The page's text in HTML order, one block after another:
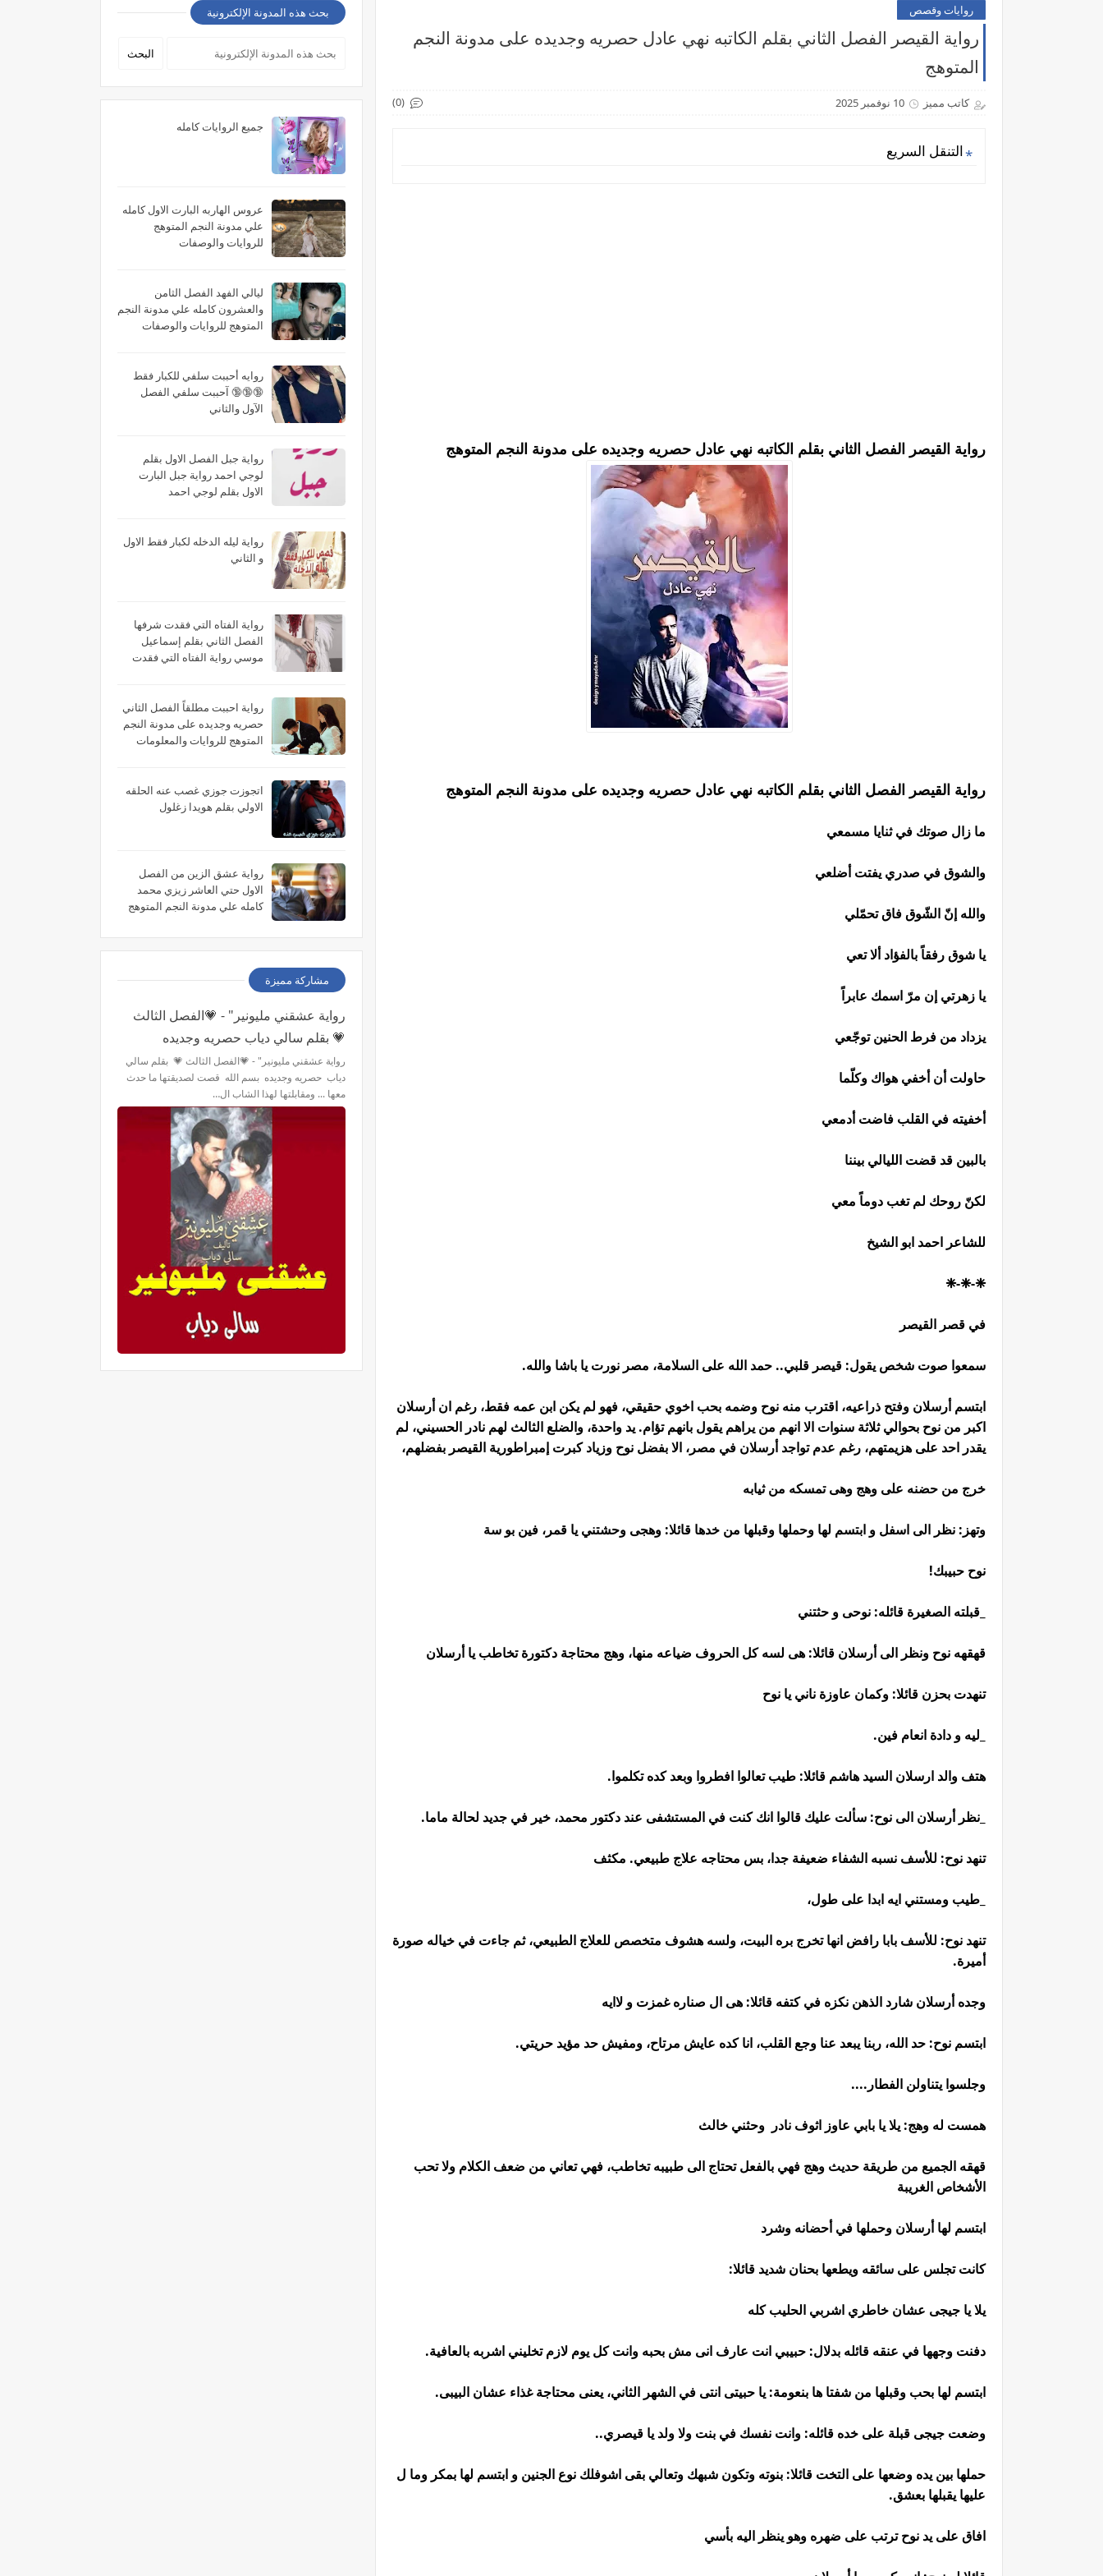
روايات وقصص
رواية القيصر الفصل الثاني بقلم الكاتبه نهي عادل حصريه وجديده على مدونة النجم
المتوهج
كاتب مميز 10 نوفمبر 2025 (0)
التنقل السريع
رواية القيصر الفصل الثاني بقلم الكاتبه نهي عادل حصريه وجديده على مدونة النجم المتوهج
رواية القيصر الفصل الثاني بقلم الكاتبه نهي عادل حصريه وجديده على مدونة النجم المتوهج
ما زال صوتك في ثنايا مسمعي
والشوق في صدري يفتت أضلعي
والله إنّ الشّوق فاق تحمّلي
يا شوق رفقاً بالفؤاد ألا تعي
يا زهرتي إن مرّ اسمك عابراً
يزداد من فرط الحنين توجّعي
حاولت أن أخفي هواك وكلّما
أخفيته في القلب فاضت أدمعي
بالبين قد قضت الليالي بيننا
لكنّ روحك لم تغب دوماً معي
للشاعر احمد ابو الشيخ
❈-❈-❈
في قصر القيصر
سمعوا صوت شخص يقول: قيصر قلبي.. حمد الله على السلامة، مصر نورت يا باشا والله.
ابتسم أرسلان وفتح ذراعيه، اقترب منه نوح وضمه بحب اخوي حقيقي، فهو لم يكن ابن عمه فقط، رغم ان أرسلان
اكبر من نوح بحوالي ثلاثة سنوات الا انهم من يراهم يقول بانهم تؤام. يد واحدة، والضلع الثالث لهم نادر الحسيني، لم
يقدر احد على هزيمتهم، رغم عدم تواجد أرسلان في مصر، الا بفضل نوح وزياد كبرت إمبراطورية القيصر بفضلهم،
خرج من حضنه على وهج وهى تمسكه من ثيابه
وتهز: نظر الى اسفل و ابتسم لها وحملها وقبلها من خدها قائلا: وهجى وحشتني يا قمر، فين بو سة
نوح حبيبك!
_قبلته الصغيرة قائله: نوحى و حثتني
قهقهه نوح ونظر الى أرسلان قائلا: هى لسه كل الحروف ضياعه منها، وهج محتاجة دكتورة تخاطب يا أرسلان
تنهدت بحزن قائلا: وكمان عاوزة ناني يا نوح
_ليه و دادة انعام فين.
هتف والد ارسلان السيد هاشم قائلا: طيب تعالوا افطروا وبعد كده تكلموا.
_نظر أرسلان الى نوح: سألت عليك قالوا انك كنت في المستشفى عند دكتور محمد، خير في جديد لحالة ماما.
تنهد نوح: للأسف نسبه الشفاء ضعيفة جدا، بس محتاجه علاج طبيعي. مكثف
_طيب ومستني ايه ابدا على طول،
تنهد نوح: للأسف بابا رافض انها تخرج بره البيت، ولسه هشوف متخصص للعلاج الطبيعي، ثم جاءت في خياله صورة
أميرة.
وجده أرسلان شارد الذهن نكزه في كتفه قائلا: هى ال صناره غمزت و لاايه
ابتسم نوح: حد الله، ربنا يبعد عنا وجع القلب، انا كده عايش مرتاح، ومفيش حد مؤيد حريتي.
وجلسوا يتناولن الفطار....
همست له وهج: يلا يا بابي عاوز اثوف نادر وحثني خالث
قهقه الجميع من طريقة حديث وهج فهي بالفعل تحتاج الى طبيبه تخاطب، فهي تعاني من ضعف الكلام ولا تحب
الأشخاص الغريبة
ابتسم لها أرسلان وحملها في أحضانه وشرد
كانت تجلس على سائقه ويطعها بحنان شديد قائلا:
يلا يا جيجى عشان خاطري اشربي الحليب كله
دفنت وجهها في عنقه قائله بدلال: حبيبي انت عارف انى مش بحبه وانت كل يوم لازم تخليني اشربه بالعافية.
ابتسم لها بحب وقبلها من شفتا ها بنعومة: يا حبيتى انتى في الشهر الثاني، يعنى محتاجة غذاء عشان البيبى.
وضعت جيجى قبلة على خده قائله: وانت نفسك في بنت ولا ولد يا قيصري..
حملها بين يده وضعها على التخت قائلا: بنوته وتكون شبهك وتعالي بقى اشوفلك نوع الجنين و ابتسم لها بمكر وما ل
عليها يقبلها بعشق.
افاق على يد نوح ترتب على ضهره وهو ينظر اليه بأسي
بحث هذه المدونة الإلكترونية
جميع الروايات كامله
عروس الهاربه البارت الاول كامله
علي مدونة النجم المتوهج
للروايات والوصفات
ليالي الفهد الفصل الثامن
والعشرون كامله علي مدونة النجم
المتوهج للروايات والوصفات
روايه أحببت سلفي للكبار فقط
🔞🔞🔞 آحببت سلفي الفصل
الآول والثاني
رواية جبل الفصل الاول بقلم
لوجي احمد رواية جبل البارت
الاول بقلم لوجي احمد
رواية ليله الدخله لكبار فقط الاول
و الثاني
رواية الفتاه التي فقدت شرفها
الفصل الثاني بقلم إسماعيل
موسي رواية الفتاه التي فقدت
فقدت شرفها الجزء الثاني بقلم
إسماعيل موسي
رواية احببت مطلقاً الفصل الثاني
حصريه وجديده على مدونة النجم
المتوهج للروايات والمعلومات
اتجوزت جوزي غصب عنه الحلقه
الاولي بقلم هويدا زغلول
رواية عشق الزين من الفصل
الاول حتي العاشر زيزي محمد
كامله علي مدونة النجم المتوهج
مشاركة مميزة
رواية عشقني مليونير" - 💗الفصل الثالث
💗 بقلم سالي دياب حصريه وجديده
رواية عشقني مليونير" - 💗الفصل الثالث 💗 بقلم سالي
دياب حصريه وجديده بسم الله قصت لصديقتها ما حدث
معها ... ومقابلتها لهذا الشاب ال…